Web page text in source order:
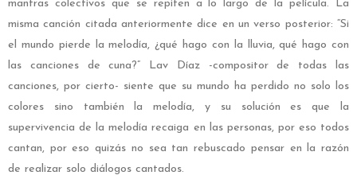
mantras colectivos que se repiten a lo largo de la película. La
misma canción citada anteriormente dice en un verso posterior: “Si
el mundo pierde la melodía, ¿qué hago con la lluvia, qué hago con
las canciones de cuna?” Lav Díaz -compositor de todas las
canciones, por cierto- siente que su mundo ha perdido no solo los
colores sino también la melodía, y su solución es que la
supervivencia de la melodía recaiga en las personas, por eso todos
cantan, por eso quizás no sea tan rebuscado pensar en la razón
de realizar solo diálogos cantados.